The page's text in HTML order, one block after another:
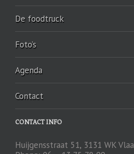
De foodtruck
Foto’s
Agenda
Contact
CONTACT INFO
Huijgensstraat 51, 3131 WK